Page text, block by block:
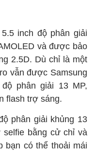
inch độ phân giải
và được bảo
2.5D. Dù chỉ là một
vẫn được Samsung
phân giải 13 MP,
flash trợ sáng.
phân giải khủng 13
selfie bằng cử chỉ và
bạn có thể thoải mái